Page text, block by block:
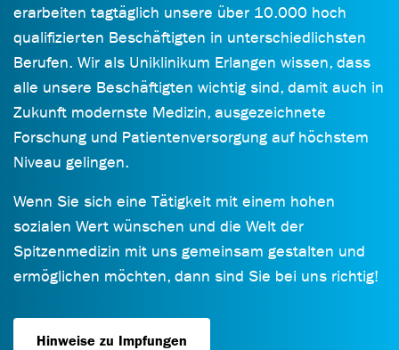
erarbeiten tagtäglich unsere über 10.000 hoch
qualifizierten Beschäftigten in unterschiedlichsten
Berufen. Wir als Uniklinikum Erlangen wissen, dass
alle unsere Beschäftigten wichtig sind, damit auch in
Zukunft modernste Medizin, ausgezeichnete
Forschung und Patientenversorgung auf höchstem
Niveau gelingen.
Wenn Sie sich eine Tätigkeit mit einem hohen
sozialen Wert wünschen und die Welt der
Spitzenmedizin mit uns gemeinsam gestalten und
ermöglichen möchten, dann sind Sie bei uns richtig!
Hinweise zu Impfungen